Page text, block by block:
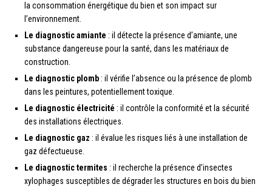
la consommation énergétique du bien et son impact sur
l’environnement.
Le diagnostic amiante : il détecte la présence d’amiante, une
substance dangereuse pour la santé, dans les matériaux de
construction.
Le diagnostic plomb : il vérifie l’absence ou la présence de plomb
dans les peintures, potentiellement toxique.
Le diagnostic électricité : il contrôle la conformité et la sécurité
des installations électriques.
Le diagnostic gaz : il évalue les risques liés à une installation de
gaz défectueuse.
Le diagnostic termites : il recherche la présence d’insectes
xylophages susceptibles de dégrader les structures en bois du bien